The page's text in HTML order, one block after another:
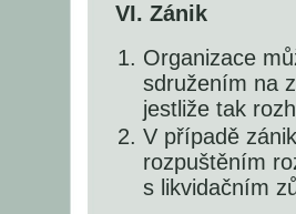
VI. Zánik
Organizace
sdružením na
jestliže tak
V případě
rozpuštěním
s likvidačním